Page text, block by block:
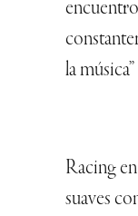
encuentro
la música”
Racing
suaves